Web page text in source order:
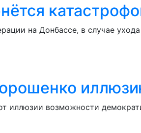
на Донбассе, в случае
иллюзии возможности